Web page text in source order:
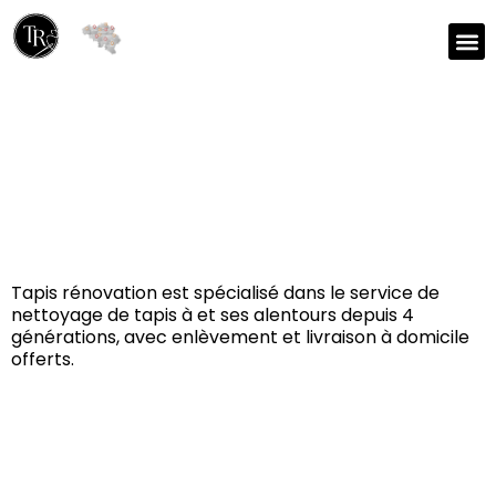
Tapis rénovation est spécialisé dans le service de
nettoyage de tapis à et ses alentours depuis 4
générations, avec enlèvement et livraison à domicile
offerts.